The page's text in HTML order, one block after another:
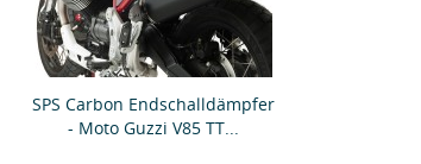
SPS Carbon Endschalldämpfer
- Moto Guzzi V85 TT...